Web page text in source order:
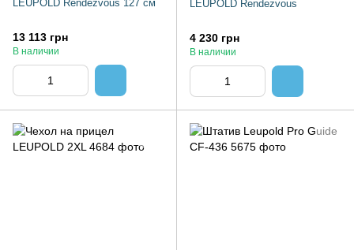
LEUPOLD Rendezvous 127 см
13 113 грн
В наличии
LEUPOLD Rendezvous
4 230 грн
В наличии